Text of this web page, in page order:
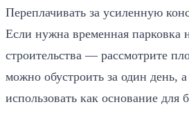
Переплачивать за усиленную
Если нужна временная парковка
строительства — рассмотрите
можно обустроить за один день,
использовать как основание для